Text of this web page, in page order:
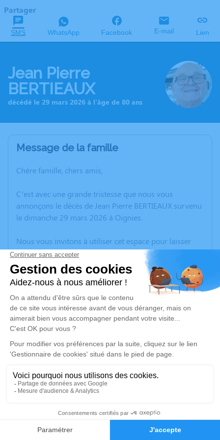
Faire-part Hommages
Partager
SMS WhatsApp Facebook E-mail Lien
Jean Pierre
BERTIEAUX
décédé le 29 mars 2026 à l'âge de 80 ans
Message de la famille
Chère famille, chers amis,
C’est avec une grande tristesse que nous vous
annonçons le décès de Jean Pierre BERTIEAUX survenu
le dimanche 29 mars 2026 à Oignies.
Nous vous invitons à utiliser cet espace pour laisser
vos condoléances, partager des photos souvenirs, une
anecdote ou exprimer vos pensées à travers des
poèmes ou des textes. Cet endroit est un lieu
d'expression dédié à honorer la mémoire de Jean
Pierre BERTIEAUX.
Un service de plantation d’arbre hommage est
disponible ici
Cérémonie civile
Crématorium de Vendin-le-Vieil
Route de la Bassée